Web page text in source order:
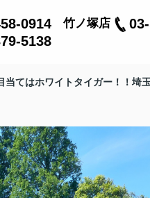
0914 竹ノ塚店
5138
当てはホワイトタイガー！！埼